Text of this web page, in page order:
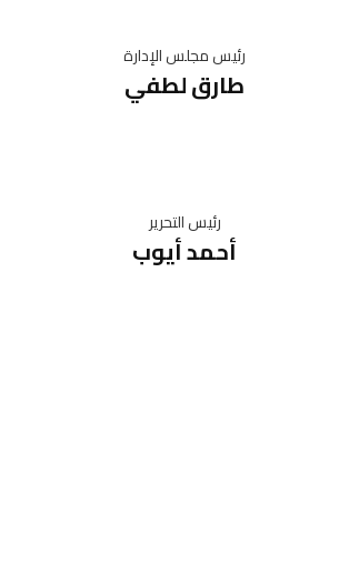
رئيس مجلس الإدارة
طارق لطفي
رئيس التحرير
أحمد أيوب